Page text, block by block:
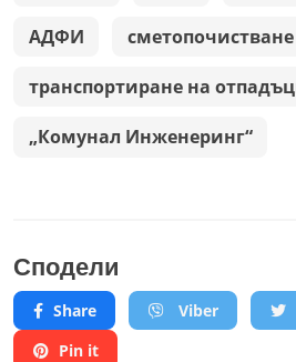
АДФИ сметопочистване
транспортиране на
„Комунал Инженеринг“
Сподели
Share Viber
Pin it